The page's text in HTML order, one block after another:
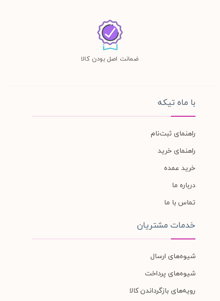
ضمانت اصل بودن کالا
با ماه تیکه
راهنمای ثبت‌نام
راهنمای خرید
خرید عمده
درباره ما
تماس با ما
خدمات مشتریان
شیوه‌های ارسال
شیوه‌های پرداخت
رویه‌های بازگرداندن کالا